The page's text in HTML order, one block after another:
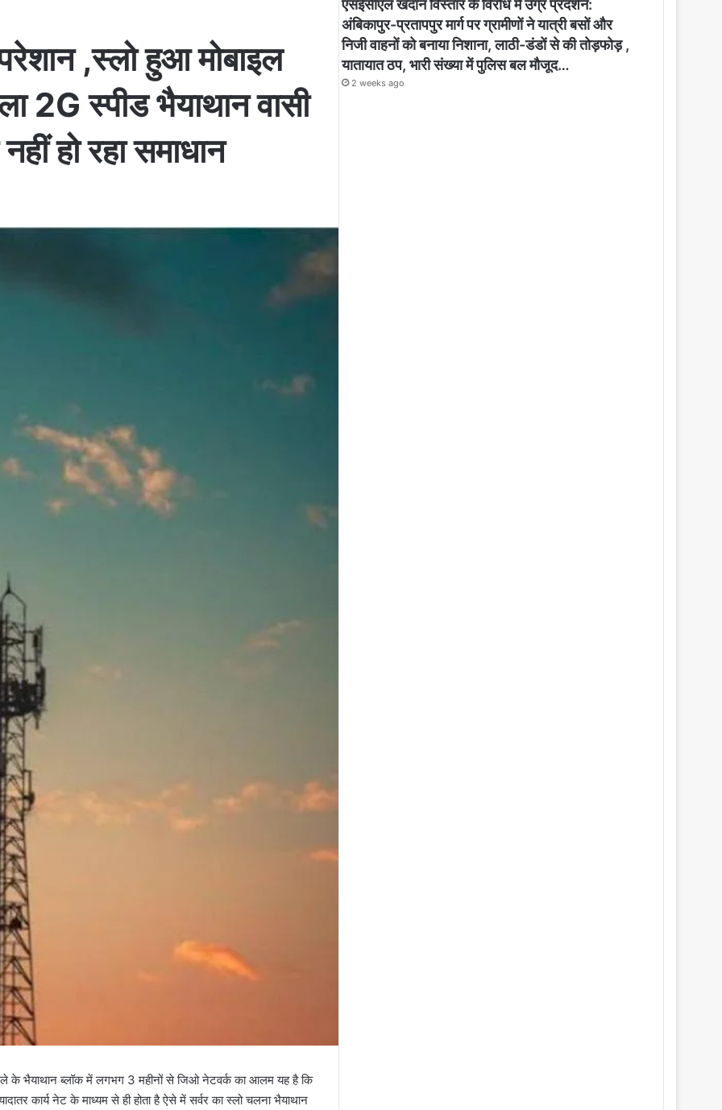
,स्लो हुआ मोबाइल
2G स्पीड भैयाथान वासी
हो रहा समाधान
के भैयाथान ब्लॉक में लगभग 3 महीनों से जिओ नेटवर्क का आलम यह है कि
कार्य नेट के माध्यम से ही होता है ऐसे में सर्वर का स्लो चलना भैयाथान
एसईसीएल खदान विस्तार के विरोध में उग्र प्रदर्शन:
अंबिकापुर-प्रतापपुर मार्ग पर ग्रामीणों ने यात्री बसों और
निजी वाहनों को बनाया निशाना, लाठी-डंडों से की तोड़फोड़ ,
यातायात ठप, भारी संख्या में पुलिस बल मौजूद…
2 weeks ago